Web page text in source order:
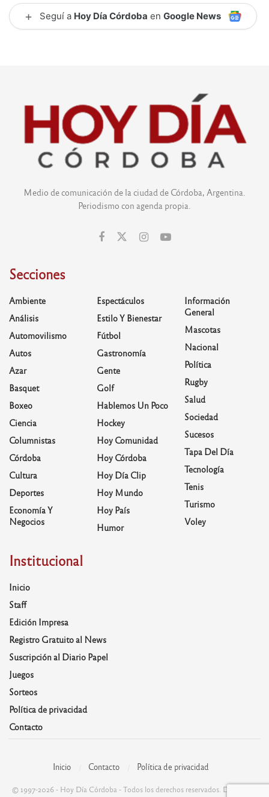
+ Seguí a Hoy Día Córdoba en Google News
Medio de comunicación de la ciudad de Córdoba, Argentina.
Periodismo con agenda propia.
Secciones
Ambiente
Análisis
Automovilismo
Autos
Azar
Basquet
Boxeo
Ciencia
Columnistas
Córdoba
Cultura
Deportes
Economía Y
Negocios
Espectáculos
Estilo Y Bienestar
Fútbol
Gastronomía
Gente
Golf
Hablemos Un Poco
Hockey
Hoy Comunidad
Hoy Córdoba
Hoy Día Clip
Hoy Mundo
Hoy País
Humor
Información
General
Mascotas
Nacional
Política
Rugby
Salud
Sociedad
Sucesos
Tapa Del Día
Tecnología
Tenis
Turismo
Voley
Institucional
Inicio
Staff
Edición Impresa
Registro Gratuito al News
Suscripción al Diario Papel
Juegos
Sorteos
Política de privacidad
Contacto
Inicio Contacto Política de privacidad
© 1997-2026 - Hoy Día Córdoba - Todos los derechos reservados. Desarrolla: